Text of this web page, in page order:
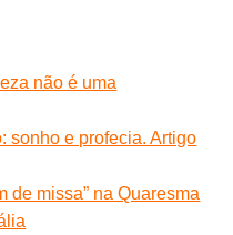
não é uma
sonho e profecia. Artigo
de missa” na Quaresma